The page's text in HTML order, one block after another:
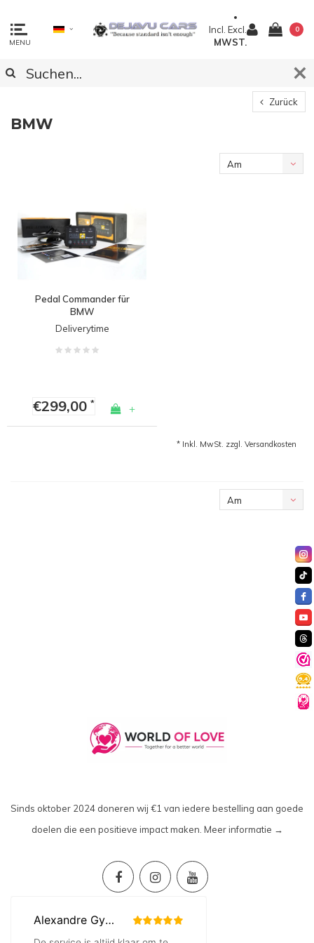
MENU
Incl. Excl.
MWST.
0
Zurück
BMW
Am
Pedal Commander für
BMW
Deliverytime
€299,00* +
* Inkl. MwSt. zzgl. Versandkosten
Am
Sinds oktober 2024 doneren wij €1 van iedere bestelling aan goede
doelen die een positieve impact maken. Meer informatie →